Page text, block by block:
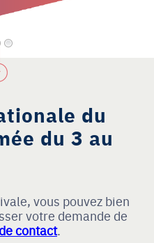
du
du 3 au
vous pouvez bien
votre demande de
contact.